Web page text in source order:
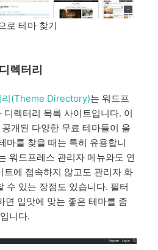
로 테마 찾기
렉터리
리(Theme Directory)는 워드프
렉터리 목록 사이트입니다. 이
개된 다양한 무료 테마들이 올
마를 찾을 때는 특히 유용합니
워드프레스 관리자 메뉴와도 연
트에 접속하지 않고도 관리자 화
수 있는 장점도 있습니다. 필터
면 입맛에 맞는 좋은 테마를 좀
니다.